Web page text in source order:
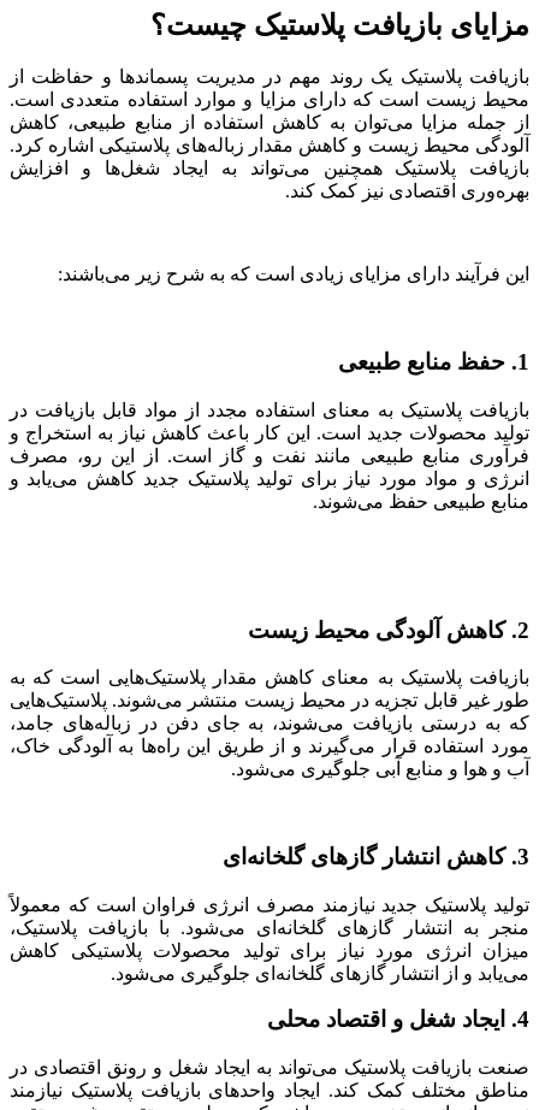
مزایای بازیافت پلاستیک چیست؟
بازیافت پلاستیک یک روند مهم در مدیریت پسماندها و حفاظت از
محیط زیست است که دارای مزایا و موارد استفاده متعددی است.
از جمله مزایا می‌توان به کاهش استفاده از منابع طبیعی، کاهش
آلودگی محیط زیست و کاهش مقدار زباله‌های پلاستیکی اشاره کرد.
بازیافت پلاستیک همچنین می‌تواند به ایجاد شغل‌ها و افزایش
بهره‌وری اقتصادی نیز کمک کند.
این فرآیند دارای مزایای زیادی است که به شرح زیر می‌باشند:
1. حفظ منابع طبیعی
بازیافت پلاستیک به معنای استفاده مجدد از مواد قابل بازیافت در
تولید محصولات جدید است. این کار باعث کاهش نیاز به استخراج و
فرآوری منابع طبیعی مانند نفت و گاز است. از این رو، مصرف
انرژی و مواد مورد نیاز برای تولید پلاستیک جدید کاهش می‌یابد و
منابع طبیعی حفظ می‌شوند.
2. کاهش آلودگی محیط زیست
بازیافت پلاستیک به معنای کاهش مقدار پلاستیک‌هایی است که به
طور غیر قابل تجزیه در محیط زیست منتشر می‌شوند. پلاستیک‌هایی
که به درستی بازیافت می‌شوند، به جای دفن در زباله‌های جامد،
مورد استفاده قرار می‌گیرند و از طریق این راه‌ها به آلودگی خاک،
آب و هوا و منابع آبی جلوگیری می‌شود.
3. کاهش انتشار گازهای گلخانه‌ای
تولید پلاستیک جدید نیازمند مصرف انرژی فراوان است که معمولاً
منجر به انتشار گازهای گلخانه‌ای می‌شود. با بازیافت پلاستیک،
میزان انرژی مورد نیاز برای تولید محصولات پلاستیکی کاهش
می‌یابد و از انتشار گازهای گلخانه‌ای جلوگیری می‌شود.
4. ایجاد شغل و اقتصاد محلی
صنعت بازیافت پلاستیک می‌تواند به ایجاد شغل و رونق اقتصادی در
مناطق مختلف کمک کند. ایجاد واحدهای بازیافت پلاستیک نیازمند